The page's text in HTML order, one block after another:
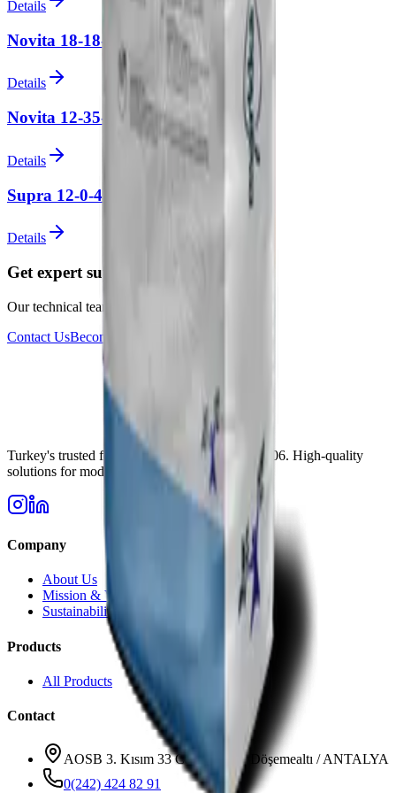
Details
Novita 18-18-18+TE
Details
Novita 12-35-10
Details
Supra 12-0-45+ME
Details
Get expert support for your projects
Our technical team is ready for your questions
Contact UsBecome a Dealer
Turkey's trusted fertilizer manufacturer since 2006. High-quality
solutions for modern agriculture needs.
Company
About Us
Mission & Vision
Sustainability
Products
All Products
Contact
AOSB 3. Kısım 33 Cadde No: 3 Döşemealtı / ANTALYA
0(242) 424 82 91